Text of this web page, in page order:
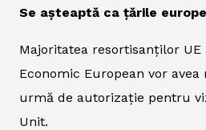
Se așteaptă ca țările
Majoritatea resortisanților
Economic European vor avea
urmă de autorizație pentru
Unit.